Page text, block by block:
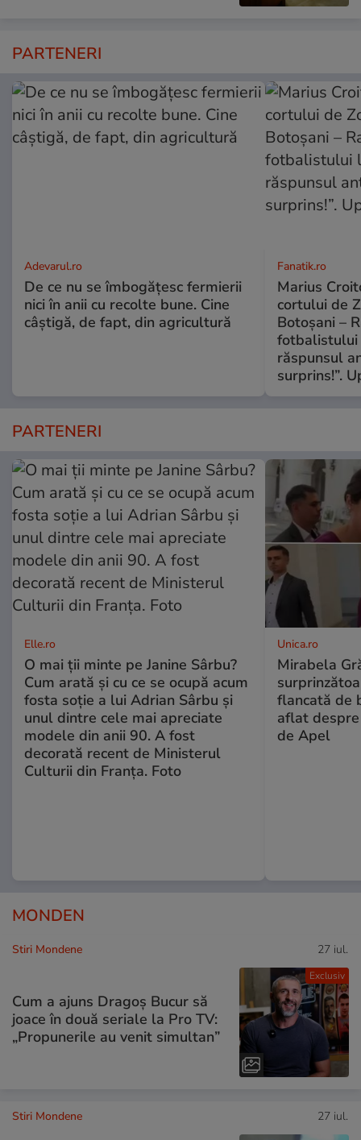
PARTENERI
Adevarul.ro
De ce nu se îmbogățesc fermierii
nici în anii cu recolte bune. Cine
câștigă, de fapt, din agricultură
Fanatik.ro
Marius
cortului de
Botoșani –
răspunsul
surprins!”.
PARTENERI
Elle.ro
O mai ții minte pe Janine Sârbu?
Cum arată și cu ce se ocupă acum
fosta soție a lui Adrian Sârbu și
unul dintre cele mai apreciate
modele din anii 90. A fost
decorată recent de Ministerul
Culturii din Franța. Foto
Unica.ro
Mirabela
flancată de
aflat
de Apel
MONDEN
Exclusiv
Stiri Mondene 27 iul.
Cum a ajuns Dragoș Bucur să
joace în două seriale la Pro TV:
„Propunerile au venit simultan”
Stiri Mondene 27 iul.